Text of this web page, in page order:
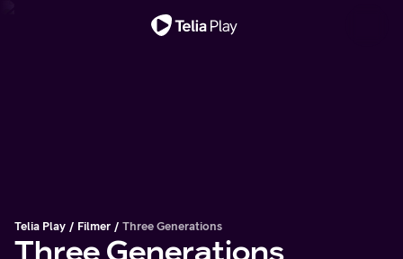
Telia Play Filmer Three Generations
Three Generations